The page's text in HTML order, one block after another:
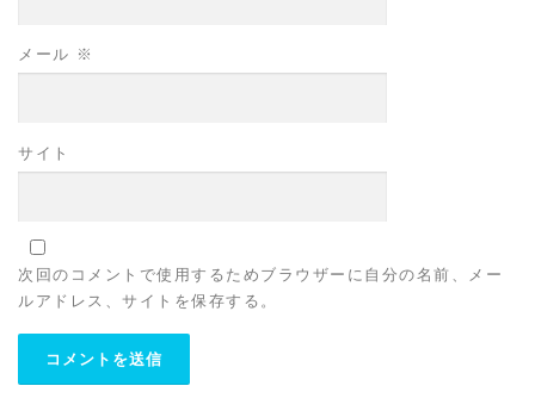
メール ※
サイト
次回のコメントで使用するためブラウザーに自分の名前、メー
ルアドレス、サイトを保存する。